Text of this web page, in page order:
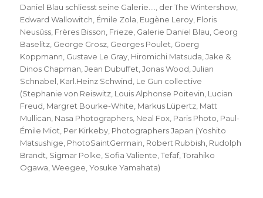
Daniel Blau schliesst seine Galerie….
der The Wintershow
Edward Wallowitch Émile Zola Eugène Leroy Floris
Neusüss Frères Bisson Frieze Galerie Daniel Blau Georg
Baselitz George Grosz Georges Poulet Goerg
Koppmann Gustave Le Gray Hiromichi Matsuda ,Jake &
Dinos Chapman ,Jean Dubuffet ,Jonas Wood ,Julian
Schnabel Karl.Heinz Schwind Le Gun collective
(Stephanie von Reiswitz Louis Alphonse Poitevin Lucian
Freud Margret Bourke-White Markus Lüpertz Matt
Mullican Nasa Photographers Neal Fox Paris Photo Paul-
Émile Miot Per Kirkeby Photographers Japan (Yoshito
Matsushige PhotoSaintGermain Robert Rubbish Rudolph
Brandt Sigmar Polke Sofia Valiente ,Tefaf,Torahiko
Ogawa ,Weegee ,Yosuke Yamahata)